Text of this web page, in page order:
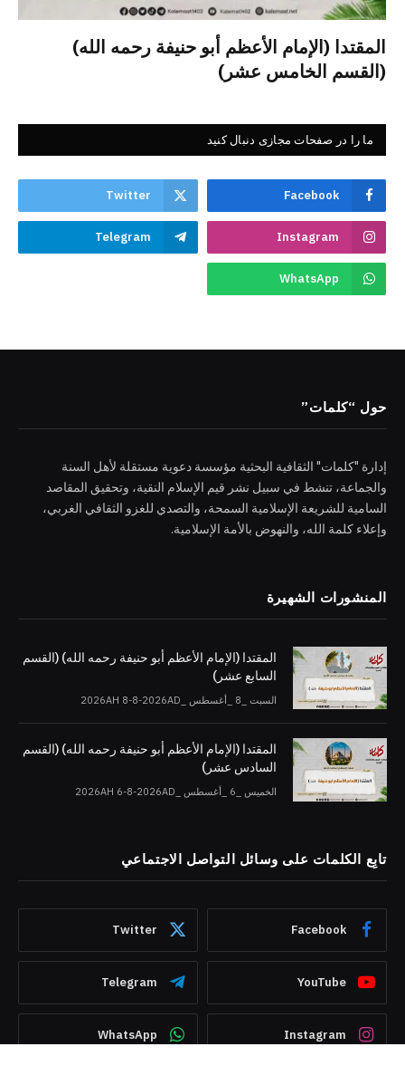
المقتدا (الإمام الأعظم أبو حنيفة رحمه الله)
(القسم الخامس عشر)
ما را در صفحات مجازی دنبال کنید
Facebook
Twitter
Instagram
Telegram
WhatsApp
حول “كلمات”
إدارة "كلمات" الثقافية البحثية مؤسسة دعوية مستقلة لأهل السنة
والجماعة، تنشط في سبيل نشر قيم الإسلام النقية، وتحقيق المقاصد
السامية للشريعة الإسلامية السمحة، والتصدي للغزو الثقافي الغربي،
وإعلاء كلمة الله، والنهوض بالأمة الإسلامية.
المنشورات الشهيرة
المقتدا (الإمام الأعظم أبو حنيفة رحمه الله) (القسم
السابع عشر)
السبت _8 _أغسطس _2026AH 8-8-2026AD
المقتدا (الإمام الأعظم أبو حنيفة رحمه الله) (القسم
السادس عشر)
الخميس _6 _أغسطس _2026AH 6-8-2026AD
تابِع الكلمات على وسائل التواصل الاجتماعي
Facebook
Twitter
YouTube
Telegram
Instagram
WhatsApp